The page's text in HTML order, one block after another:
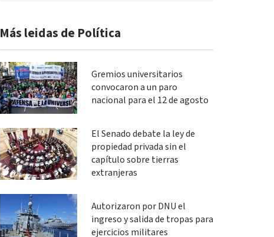
Más leidas de Política
Gremios universitarios
convocaron a un paro
nacional para el 12 de agosto
El Senado debate la ley de
propiedad privada sin el
capítulo sobre tierras
extranjeras
Autorizaron por DNU el
ingreso y salida de tropas para
ejercicios militares